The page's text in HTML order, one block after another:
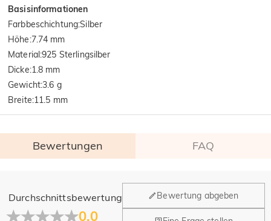
Basisinformationen
Farbbeschichtung:Silber
Höhe:7.74 mm
Material:925 Sterlingsilber
Dicke:1.8 mm
Gewicht:3.6 g
Breite:11.5 mm
Bewertungen FAQ
Durchschnittsbewertung
0.0
Bewertung abgeben
Allgemein
Wo befindet sich Ihr Unternehmen?